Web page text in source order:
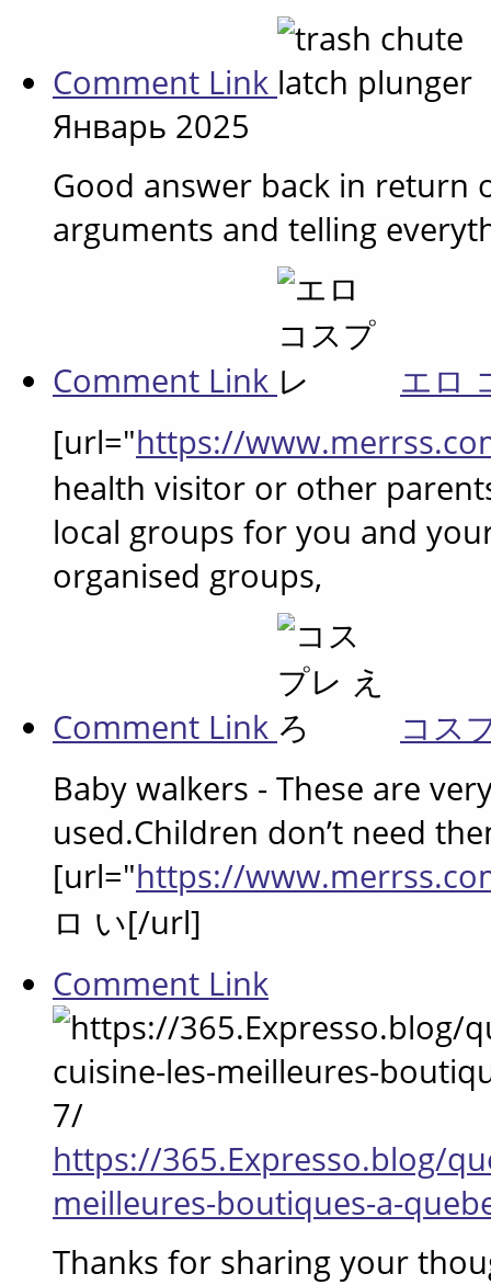
Comment Link
Январь 2025
Good answer back in return
arguments and telling
Comment Link
エロ
[url="https://
health visitor or other
local groups for you and
organised groups,
Comment Link
コス
Baby walkers - These are
used.Children don’t need
[url="https://
ロ い[/url]
Comment Link
https://365.Expresso.blog/
meilleures-boutiques-a-
Thanks for sharing your